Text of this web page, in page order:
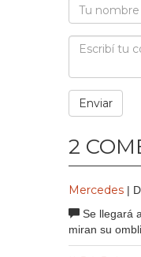
2
Mercedes |
Se llegará
miran su